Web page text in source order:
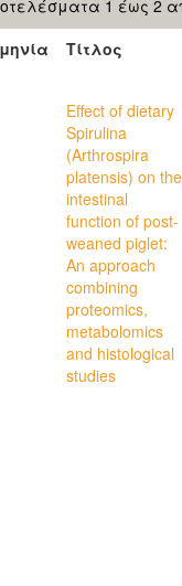
1 έως 2
Τίτλος
Effect of dietary
Spirulina
(Arthrospira
platensis) on the
intestinal
function of post-
weaned piglet:
An approach
combining
proteomics,
metabolomics
and histological
studies